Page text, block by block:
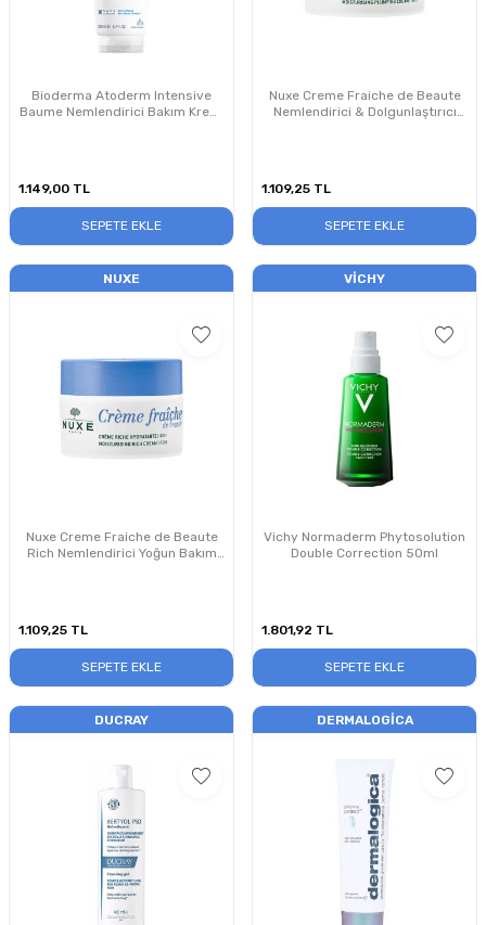
Bioderma Atoderm Intensive
Baume Nemlendirici Bakım Kremi
1.149,00 TL
SEPETE EKLE
Nuxe Creme Fraiche de Beaute
Nemlendirici & Dolgunlaştırıcı
1.109,25 TL
SEPETE EKLE
NUXE
Nuxe Creme Fraiche de Beaute
Rich Nemlendirici Yoğun Bakım
1.109,25 TL
SEPETE EKLE
VICHY
Vichy Normaderm Phytosolution
Double Correction 50ml
1.801,92 TL
SEPETE EKLE
DUCRAY DERMALOGICA